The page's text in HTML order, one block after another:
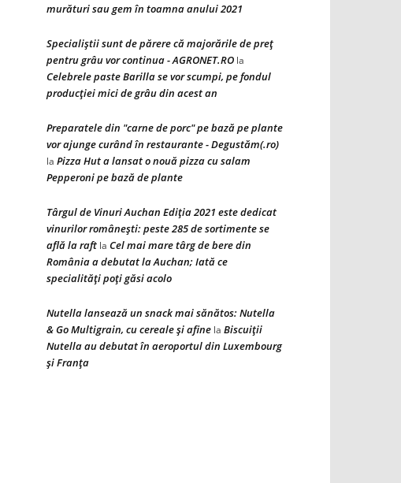
murături sau gem în toamna anului 2021
Specialiștii sunt de părere că majorările de preț
pentru grâu vor continua - AGRONET.RO la
Celebrele paste Barilla se vor scumpi, pe fondul
producției mici de grâu din acest an
Preparatele din "carne de porc" pe bază pe plante
vor ajunge curând în restaurante - Degustăm(.ro)
la Pizza Hut a lansat o nouă pizza cu salam
Pepperoni pe bază de plante
Târgul de Vinuri Auchan Ediţia 2021 este dedicat
vinurilor româneşti: peste 285 de sortimente se
află la raft la Cel mai mare târg de bere din
România a debutat la Auchan; Iată ce
specialităţi poţi găsi acolo
Nutella lansează un snack mai sănătos: Nutella
& Go Multigrain, cu cereale şi afine la Biscuiţii
Nutella au debutat în aeroportul din Luxembourg
şi Franţa